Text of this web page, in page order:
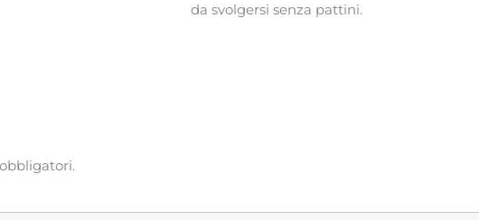
da svolgersi senza pattini.